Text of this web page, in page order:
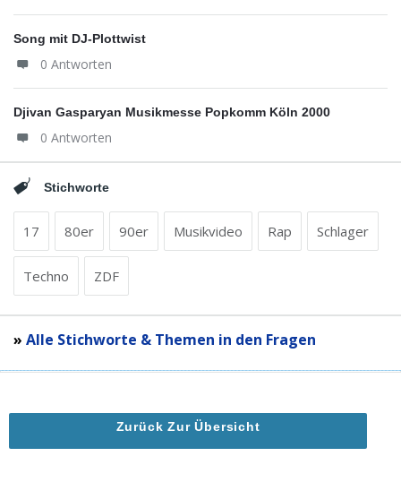
Song mit DJ-Plottwist
0 Antworten
Djivan Gasparyan Musikmesse Popkomm Köln 2000
0 Antworten
Stichworte
17 80er 90er Musikvideo Rap Schlager
Techno ZDF
» Alle Stichworte & Themen in den Fragen
Zurück Zur Übersicht